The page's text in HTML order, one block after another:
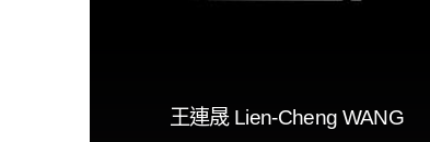
王連晟 Lien-Cheng WANG